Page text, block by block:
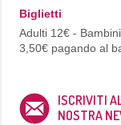
Biglietti
Adulti 12€ -
3,50€ pagando al
ISCRIVITI
NOSTRA